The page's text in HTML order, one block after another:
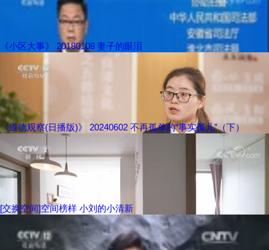
《小区大事》 20180108 妻子的眼泪
《道德观察(日播版)》 20240602 不再孤单的“事实孤儿”（下）
[交换空间]空间榜样 小刘的小清新